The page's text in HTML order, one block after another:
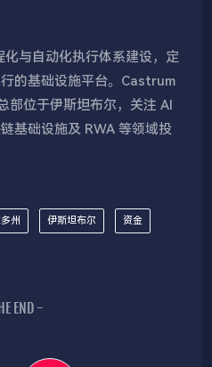
与自动化执行体系建设，定
的基础设施平台。Castrum
位于伊斯坦布尔，关注 AI
基础设施及 RWA 等领域投
州 伊斯坦布尔 资金
END -